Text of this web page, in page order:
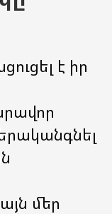
է իր
մեր